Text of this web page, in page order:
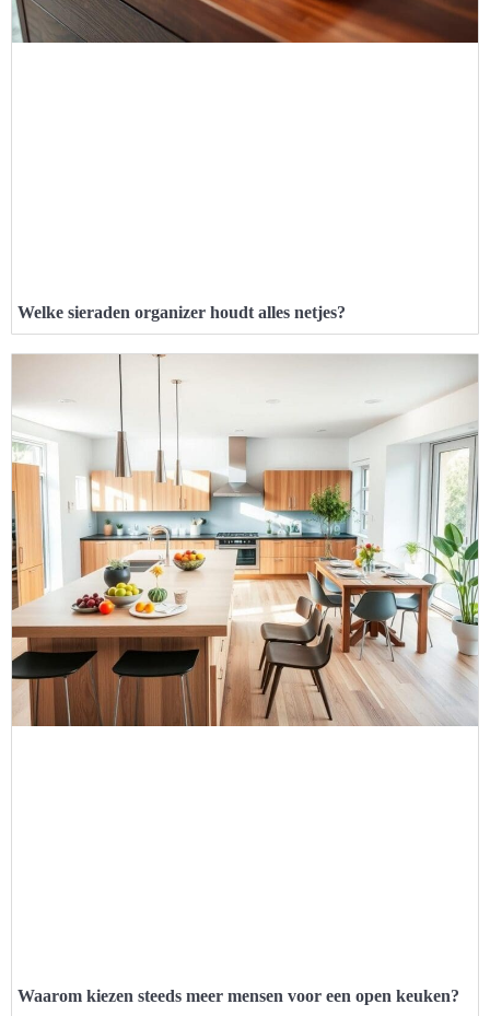
Welke sieraden organizer houdt alles netjes?
Waarom kiezen steeds meer mensen voor een open keuken?